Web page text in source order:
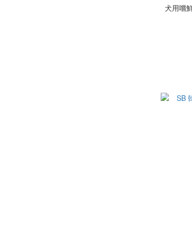
犬用嚐